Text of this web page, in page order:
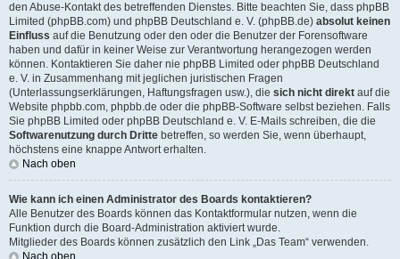
den Abuse-Kontakt des betreffenden Dienstes. Bitte beachten Sie, dass phpBB
Limited (phpBB.com) und phpBB Deutschland e. V. (phpBB.de) absolut keinen
Einfluss auf die Benutzung oder den oder die Benutzer der Forensoftware
haben und dafür in keiner Weise zur Verantwortung herangezogen werden
können. Kontaktieren Sie daher nie phpBB Limited oder phpBB Deutschland
e. V. in Zusammenhang mit jeglichen juristischen Fragen
(Unterlassungserklärungen, Haftungsfragen usw.), die sich nicht direkt auf die
Website phpbb.com, phpbb.de oder die phpBB-Software selbst beziehen. Falls
Sie phpBB Limited oder phpBB Deutschland e. V. E-Mails schreiben, die die
Softwarenutzung durch Dritte betreffen, so werden Sie, wenn überhaupt,
höchstens eine knappe Antwort erhalten.
Nach oben
Wie kann ich einen Administrator des Boards kontaktieren?
Alle Benutzer des Boards können das Kontaktformular nutzen, wenn die
Funktion durch die Board-Administration aktiviert wurde.
Mitglieder des Boards können zusätzlich den Link „Das Team“ verwenden.
Nach oben